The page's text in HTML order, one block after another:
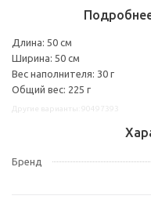
Длина: 50 см
Ширина: 50 см
Вес наполнителя: 30 г
Общий вес: 225 г
Бренд